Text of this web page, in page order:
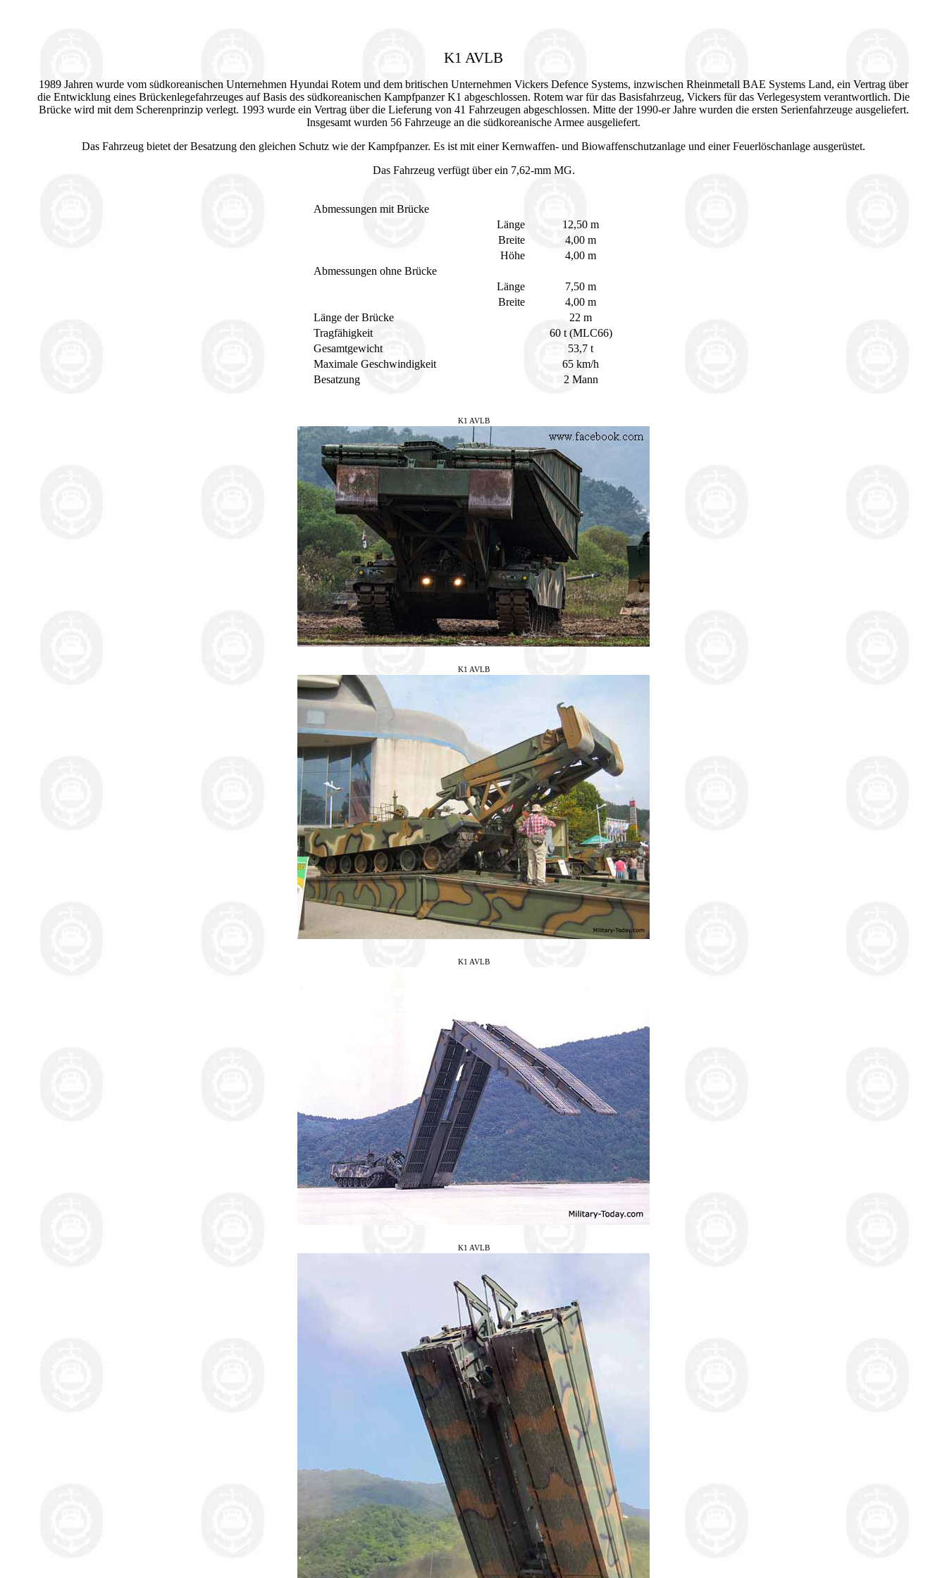
K1 AVLB
1989 Jahren wurde vom südkoreanischen Unternehmen Hyundai Rotem und dem britischen Unternehmen Vickers Defence Systems, inzwischen Rheinmetall BAE Systems Land, ein Vertrag über
die Entwicklung eines Brückenlegefahrzeuges auf Basis des südkoreanischen Kampfpanzer K1 abgeschlossen. Rotem war für das Basisfahrzeug, Vickers für das Verlegesystem verantwortlich. Die
Brücke wird mit dem Scherenprinzip verlegt. 1993 wurde ein Vertrag über die Lieferung von 41 Fahrzeugen abgeschlossen. Mitte der 1990-er Jahre wurden die ersten Serienfahrzeuge ausgeliefert.
Insgesamt wurden 56 Fahrzeuge an die südkoreanische Armee ausgeliefert.
Das Fahrzeug bietet der Besatzung den gleichen Schutz wie der Kampfpanzer. Es ist mit einer Kernwaffen- und Biowaffenschutzanlage und einer Feuerlöschanlage ausgerüstet.
Das Fahrzeug verfügt über ein 7,62-mm MG.
Abmessungen mit Brücke
Länge
12,50 m
Breite
4,00 m
Höhe
4,00 m
Abmessungen ohne Brücke
Länge
7,50 m
Breite
4,00 m
Länge der Brücke
22 m
Tragfähigkeit
60 t (MLC66)
Gesamtgewicht
53,7 t
Maximale Geschwindigkeit
65 km/h
Besatzung
2 Mann
K1 AVLB
K1 AVLB
K1 AVLB
K1 AVLB